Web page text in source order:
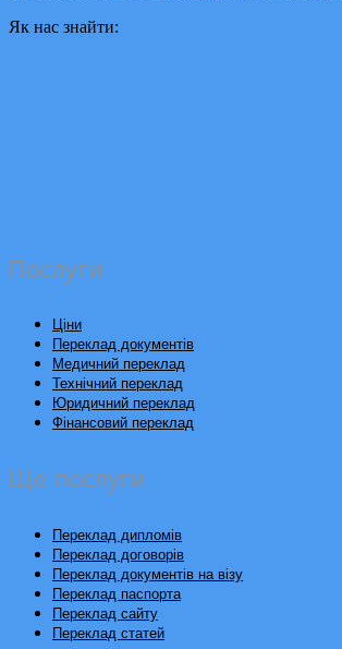
Як нас знайти:
Послуги
Ціни
Переклад документів
Медичний переклад
Технічний переклад
Юридичний переклад
Фінансовий переклад
Ще послуги
Переклад дипломів
Переклад договорів
Переклад документів на візу
Переклад паспорта
Переклад сайту
Переклад статей